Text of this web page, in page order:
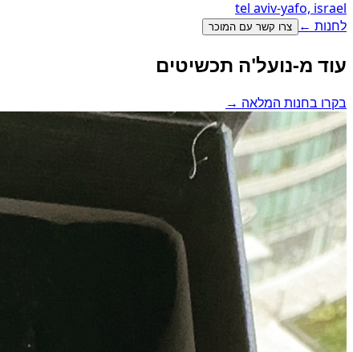
tel aviv-yafo, israel
לחנות ←
צרו קשר עם המוכר
עוד מ-נועל'ה תכשיטים
בקרו בחנות המלאה →